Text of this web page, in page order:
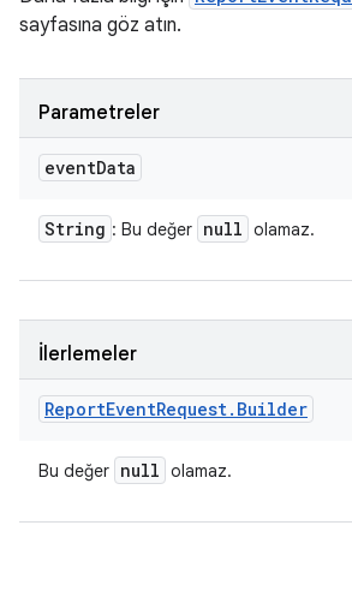
sayfasına göz atın.
Parametreler
eventData
String : Bu değer null olamaz.
İlerlemeler
ReportEventRequest. Builder
Bu değer null olamaz.